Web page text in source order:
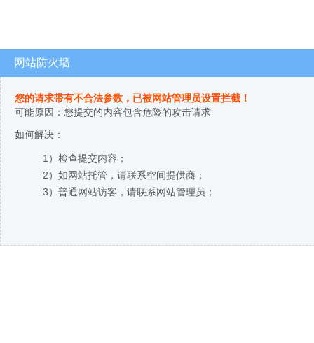
网站防火墙
您的请求带有不合法参数，已被网站管理员设置拦截！
可能原因：您提交的内容包含危险的攻击请求
如何解决：
1）检查提交内容；
2）如网站托管，请联系空间提供商；
3）普通网站访客，请联系网站管理员；